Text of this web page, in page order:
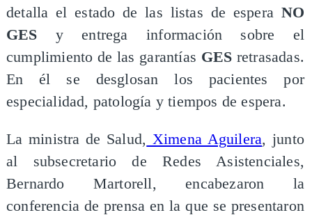
detalla el estado de las listas de espera NO
GES y entrega información sobre el
cumplimiento de las garantías GES retrasadas.
En él se desglosan los pacientes por
especialidad, patología y tiempos de espera.
La ministra de Salud, Ximena Aguilera, junto
al subsecretario de Redes Asistenciales,
Bernardo Martorell, encabezaron la
conferencia de prensa en la que se presentaron